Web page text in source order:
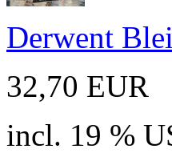
Derwent
32,70 EUR
incl. 19 %